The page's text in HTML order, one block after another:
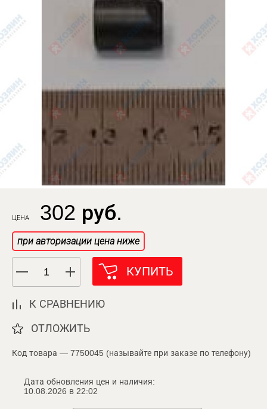
ЦЕНА 302 руб.
при авторизации цена ниже
КУПИТЬ
К СРАВНЕНИЮ
ОТЛОЖИТЬ
Код товара — 7750045 (называйте при заказе по телефону)
Дата обновления цен и наличия:
10.08.2026 в 22:02